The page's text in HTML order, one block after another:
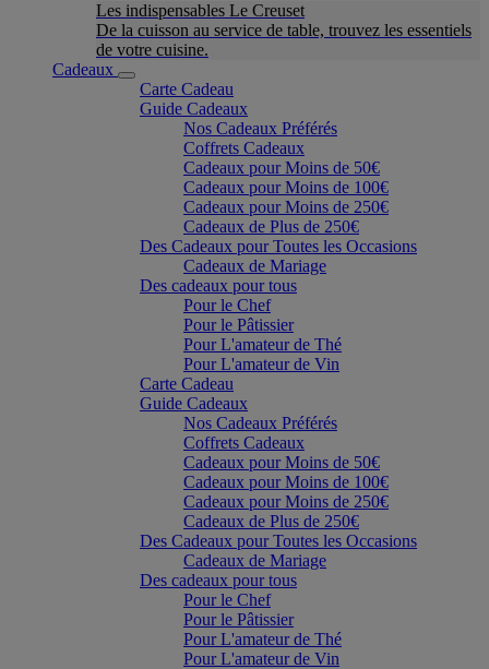
Les indispensables Le Creuset
De la cuisson au service de table, trouvez les essentiels
de votre cuisine.
Cadeaux
Carte Cadeau
Guide Cadeaux
Nos Cadeaux Préférés
Coffrets Cadeaux
Cadeaux pour Moins de 50€
Cadeaux pour Moins de 100€
Cadeaux pour Moins de 250€
Cadeaux de Plus de 250€
Des Cadeaux pour Toutes les Occasions
Cadeaux de Mariage
Des cadeaux pour tous
Pour le Chef
Pour le Pâtissier
Pour L'amateur de Thé
Pour L'amateur de Vin
Carte Cadeau
Guide Cadeaux
Nos Cadeaux Préférés
Coffrets Cadeaux
Cadeaux pour Moins de 50€
Cadeaux pour Moins de 100€
Cadeaux pour Moins de 250€
Cadeaux de Plus de 250€
Des Cadeaux pour Toutes les Occasions
Cadeaux de Mariage
Des cadeaux pour tous
Pour le Chef
Pour le Pâtissier
Pour L'amateur de Thé
Pour L'amateur de Vin